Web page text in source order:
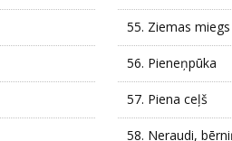
55. Ziemas miegs
56. Pieneņpūka
57. Piena ceļš
58. Neraudi,